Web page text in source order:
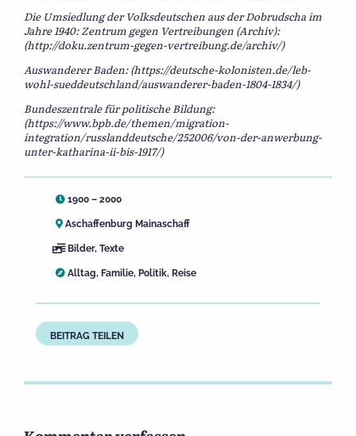
Die Umsiedlung der Volksdeutschen aus der Dobrudscha im
Jahre 1940: Zentrum gegen Vertreibungen (Archiv):
(http://doku.zentrum-gegen-vertreibung.de/archiv/)
Auswanderer Baden: (https://deutsche-kolonisten.de/leb-
wohl-sueddeutschland/auswanderer-baden-1804-1834/)
Bundeszentrale für politische Bildung:
(https://www.bpb.de/themen/migration-
integration/russlanddeutsche/252006/von-der-anwerbung-
unter-katharina-ii-bis-1917/)
1900 – 2000
Aschaffenburg Mainaschaff
Bilder, Texte
Alltag, Familie, Politik, Reise
BEITRAG TEILEN